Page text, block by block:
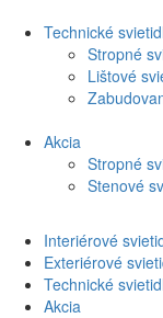
Technické
Stropné
Lištové
Akcia
Stropné
Stenové
Interiérové
Exteriérové
Technické
Akcia